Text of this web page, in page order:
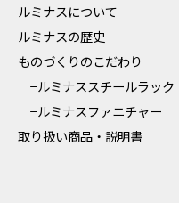
ルミナスについて
ルミナスの歴史
ものづくりのこだわり
−ルミナススチールラック
−ルミナスファニチャー
取り扱い商品・説明書